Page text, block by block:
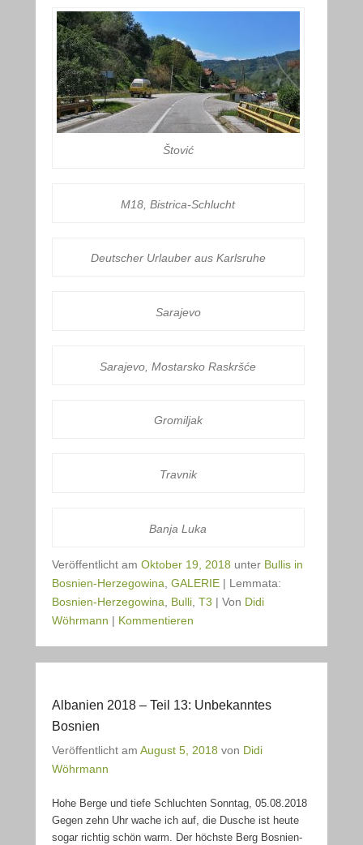
Štović
M18, Bistrica-Schlucht
Deutscher Urlauber aus Karlsruhe
Sarajevo
Sarajevo, Mostarsko Raskršće
Gromiljak
Travnik
Banja Luka
Veröffentlicht am Oktober 19, 2018 unter Bullis in
Bosnien-Herzegowina GALERIE | Lemmata:
Bosnien-Herzegowina
Bulli T3 | Von Didi
Wöhrmann | Kommentieren
Albanien 2018 – Teil 13: Unbekanntes
Bosnien
Veröffentlicht am August 5, 2018 von Didi
Wöhrmann
Hohe Berge und tiefe Schluchten Sonntag, 05.08.2018
Gegen zehn Uhr wache ich auf, die Dusche ist heute
sogar richtig schön warm. Der höchste Berg Bosnien-